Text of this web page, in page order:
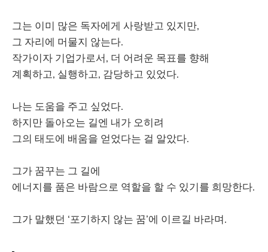
그는 이미 많은 독자에게 사랑받고 있지만,
그 자리에 머물지 않는다.
작가이자 기업가로서, 더 어려운 목표를 향해
계획하고, 실행하고, 감당하고 있었다.
나는 도움을 주고 싶었다.
하지만 돌아오는 길엔 내가 오히려
그의 태도에 배움을 얻었다는 걸 알았다.
그가 꿈꾸는 그 길에
에너지를 품은 바람으로 역할을 할 수 있기를 희망한다.
그가 말했던 ‘포기하지 않는 꿈’에 이르길 바라며.